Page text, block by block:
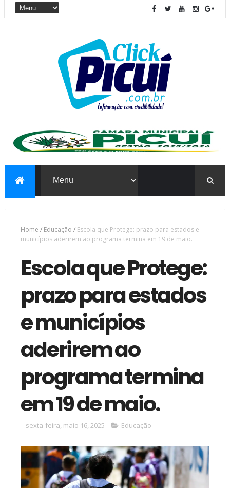
Home / Educação / Escola que Protege: prazo para estados e
municípios aderirem ao programa termina em 19 de maio.
Escola que Protege:
prazo para estados
e municípios
aderirem ao
programa termina
em 19 de maio.
sexta-feira, maio 16, 2025 Educação